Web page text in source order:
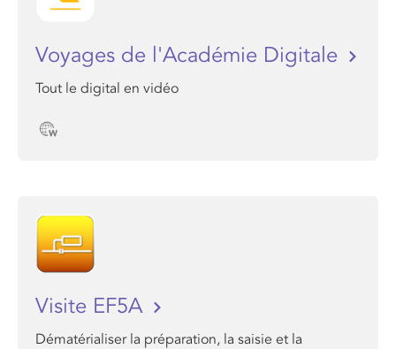
Voyages de l'Académie Digitale
Tout le digital en vidéo
Visite EF5A
Dématérialiser la préparation, la saisie et la